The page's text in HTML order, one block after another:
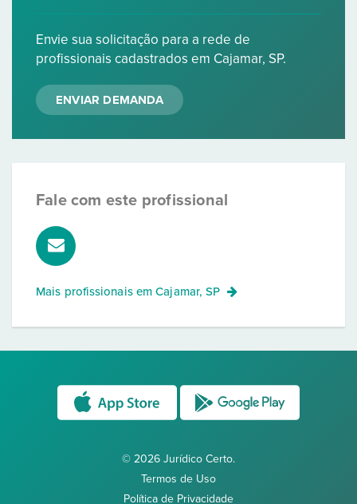
Envie sua solicitação para a rede de
profissionais cadastrados em Cajamar, SP.
ENVIAR DEMANDA
Fale com este profissional
Mais profissionais emCajamar, SP
© 2026 Jurídico Certo.
Termos de Uso
Política de Privacidade